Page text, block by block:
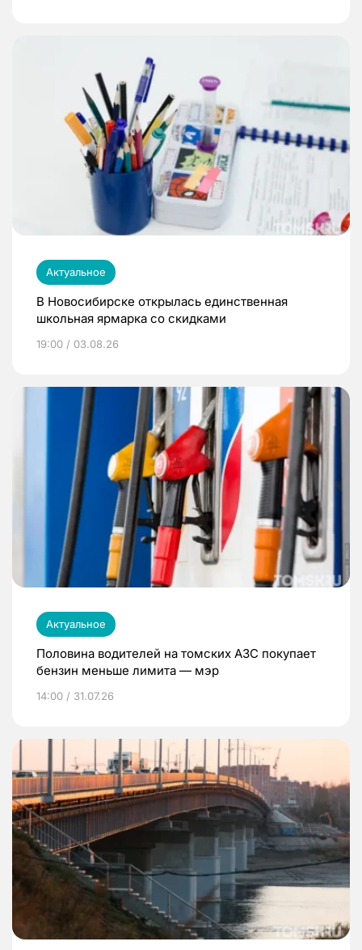
Актуальное
В Новосибирске открылась единственная
школьная ярмарка со скидками
19:00 / 03.08.26
Актуальное
Половина водителей на томских АЗС покупает
бензин меньше лимита — мэр
14:00 / 31.07.26